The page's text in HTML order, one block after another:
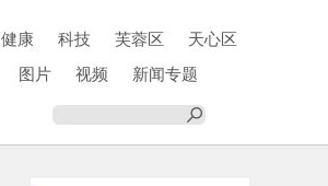
健康 科技 芙蓉区
天心区
图片 视频
新闻专题